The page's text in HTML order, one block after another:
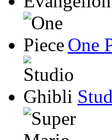
One